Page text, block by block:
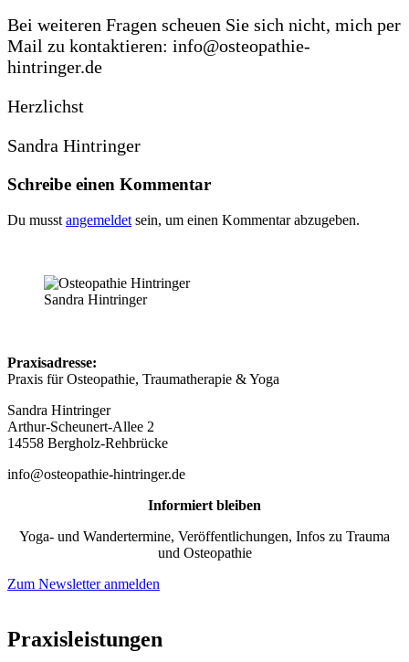
Bei weiteren Fragen scheuen Sie sich nicht, mich per
Mail zu kontaktieren: info@osteopathie-
hintringer.de
Herzlichst
Sandra Hintringer
Schreibe einen Kommentar
Du musst angemeldet sein, um einen Kommentar abzugeben.
Sandra Hintringer
Praxisadresse:
Praxis für Osteopathie, Traumatherapie & Yoga
Sandra Hintringer
Arthur-Scheunert-Allee 2
14558 Bergholz-Rehbrücke
info@osteopathie-hintringer.de
Informiert bleiben
Yoga- und Wandertermine, Veröffentlichungen, Infos zu Trauma
und Osteopathie
Zum Newsletter anmelden
Praxisleistungen